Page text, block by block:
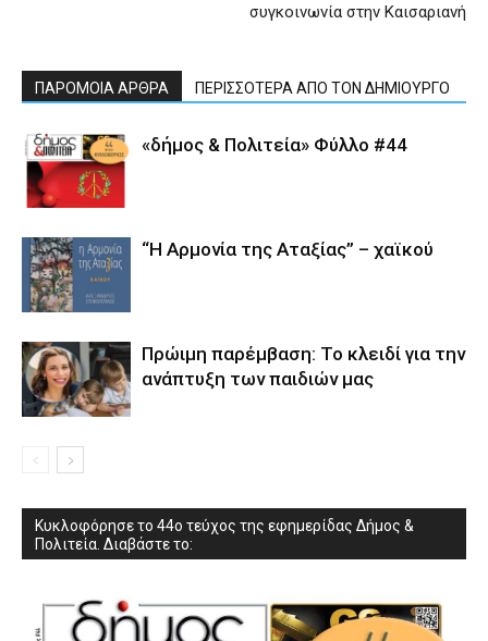
συγκοινωνία στην Καισαριανή
ΠΑΡΟΜΟΙΑ ΑΡΘΡΑ ΠΕΡΙΣΣΟΤΕΡΑ ΑΠΟ ΤΟΝ ΔΗΜΙΟΥΡΓΟ
«δήμος & Πολιτεία» Φύλλο #44
“Η Αρμονία της Αταξίας” – χαϊκού
Πρώιμη παρέμβαση: Το κλειδί για την
ανάπτυξη των παιδιών µας
Κυκλοφόρησε το 44ο τεύχος της εφημερίδας Δήμος &
Πολιτεία. Διαβάστε το: